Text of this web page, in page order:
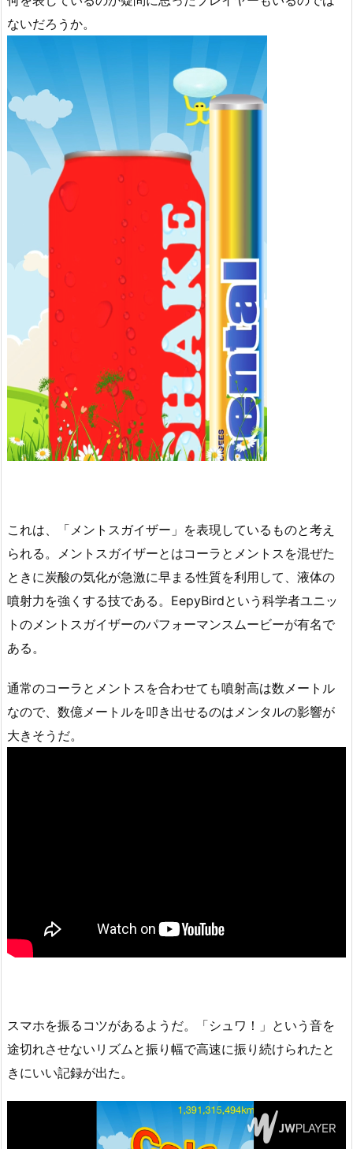
ないだろうか。
これは、「メントスガイザー」を表現しているものと考え
られる。メントスガイザーとはコーラとメントスを混ぜた
ときに炭酸の気化が急激に早まる性質を利用して、液体の
噴射力を強くする技である。EepyBirdという科学者ユニッ
トのメントスガイザーのパフォーマンスムービーが有名で
ある。
通常のコーラとメントスを合わせても噴射高は数メートル
なので、数億メートルを叩き出せるのはメンタルの影響が
大きそうだ。
スマホを振るコツがあるようだ。「シュワ！」という音を
途切れさせないリズムと振り幅で高速に振り続けられたと
きにいい記録が出た。